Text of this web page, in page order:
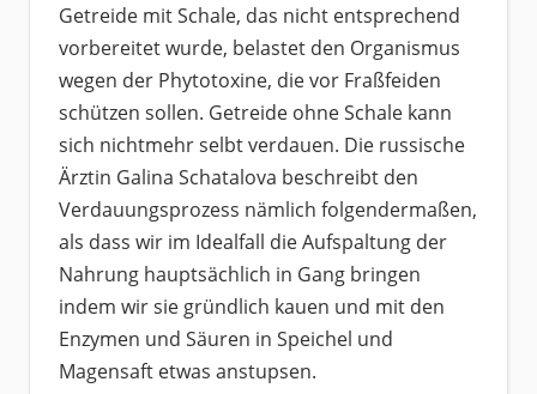
Getreide mit Schale, das nicht entsprechend
vorbereitet wurde, belastet den Organismus
wegen der Phytotoxine, die vor Fraßfeiden
schützen sollen. Getreide ohne Schale kann
sich nichtmehr selbt verdauen. Die russische
Ärztin Galina Schatalova beschreibt den
Verdauungsprozess nämlich folgendermaßen,
als dass wir im Idealfall die Aufspaltung der
Nahrung hauptsächlich in Gang bringen
indem wir sie gründlich kauen und mit den
Enzymen und Säuren in Speichel und
Magensaft etwas anstupsen.